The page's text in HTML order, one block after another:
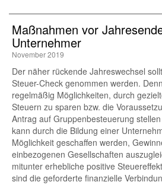
Maßnahmen vor
Unternehmer
November 2019
Der näher rückende Jahreswechsel
Steuer-Check genommen werden.
regelmäßig Möglichkeiten, durch
Steuern zu sparen bzw. die
Antrag auf Gruppenbesteuerung
kann durch die Bildung einer
Möglichkeit geschaffen werden,
einbezogenen Gesellschaften
mitunter erhebliche positive
sind die geforderte finanzielle